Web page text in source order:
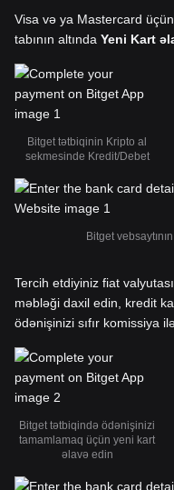
Visa və ya Mastercard
tabının altında Yeni Kart
Bitget tətbiqinin Kripto al
sekmesinde Kredit/Debet
Bitget
Tercih etdiyiniz fiat
məbləği daxil edin, kredit
ödənişinizi sıfır komissiya
Bitget tətbiqində ödənişinizi
tamamlamaq üçün yeni kart
əlavə edin